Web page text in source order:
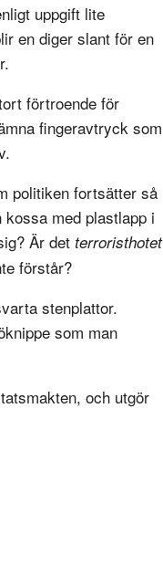
uppgift lite
en diger slant för en
förtroende för
fingeravtryck som
politiken fortsätter så
med plastlapp i
Är det terroristhotet
förstår?
stenplattor.
som man
och utgör